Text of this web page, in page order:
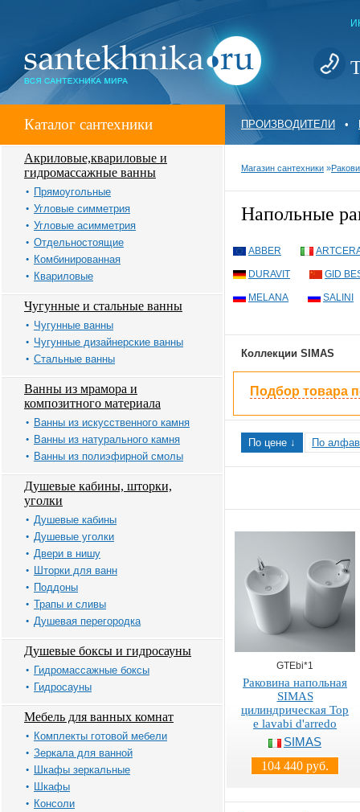
Каталог сантехники ПРОИЗВОДИТЕЛИ •
Акриловые,квариловые и
гидромассажные ванны
Прямоугольные
Угловые симметрия
Угловые асимметрия
Отдельностоящие
Комбинированная
Квариловые
Чугунные и стальные ванны
Чугунные ванны
Чугунные дизайнерские ванны
Стальные ванны
Ванны из мрамора и
композитного материала
Ванны из искусственного камня
Ванны из натурального камня
Ванны из полиэфирной смолы
Душевые кабины, шторки,
уголки
Душевые кабины
Душевые уголки
Двери в нишу
Шторки для ванн
Поддоны
Трапы и сливы
Душевая перегородка
Душевые боксы и гидросауны
Гидромассажные боксы
Гидросауны
Мебель для ванных комнат
Комплекты готовой мебели
Зеркала для ванной
Шкафы зеркальные
Шкафы
Консоли
Магазин сантехники »
Напольные
ABBER
DURAVIT GID
MELANA SALINI
Коллекции SIMAS
Подбор товара
По цене ↓ По
GTEbi*1
Раковина напольная
SIMAS
цилиндрическая Top
e lavabi d'arredo
SIMAS
104 440 руб.